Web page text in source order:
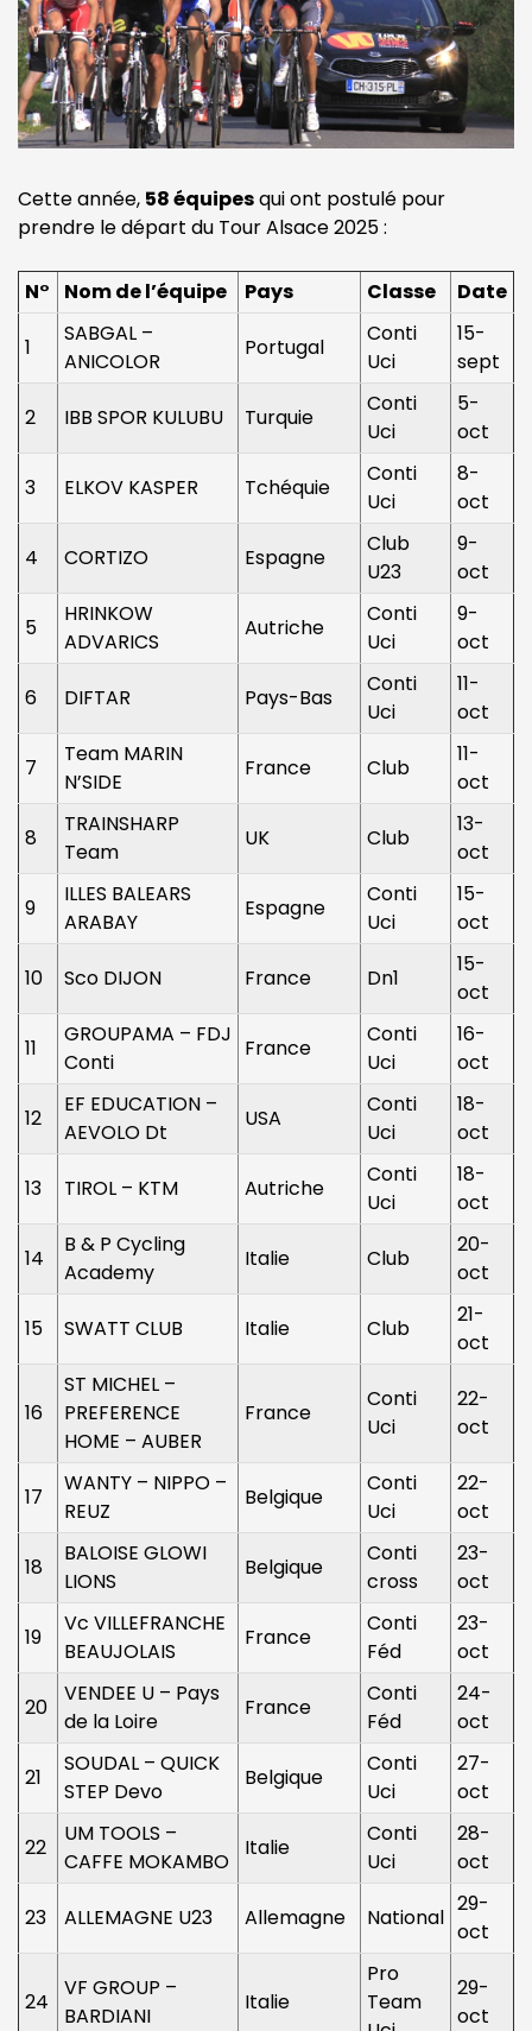
Cette année, 58 équipesqui ont postulé pour
prendre le départ du Tour Alsace 2025 :
N° Nom de l’équipe Pays Classe Date
1
SABGAL –
ANICOLOR
Portugal
Conti
Uci
15-
sept
2 IBB SPOR KULUBU Turquie
Conti
Uci
5-
oct
3 ELKOV KASPER Tchéquie
Conti
Uci
8-
oct
4 CORTIZO Espagne
Club
U23
9-
oct
5
HRINKOW
ADVARICS
Autriche
Conti
Uci
9-
oct
6 DIFTAR Pays-Bas
Conti
Uci
11-
oct
7
Team MARIN
N’SIDE
France Club
11-
oct
8
TRAINSHARP
Team
UK Club
13-
oct
9
ILLES BALEARS
ARABAY
Espagne
Conti
Uci
15-
oct
10 Sco DIJON France Dn1
15-
oct
11
GROUPAMA – FDJ
Conti
France
Conti
Uci
16-
oct
12
EF EDUCATION –
AEVOLO Dt
USA
Conti
Uci
18-
oct
13 TIROL – KTM Autriche
Conti
Uci
18-
oct
14
B & P Cycling
Academy
Italie Club
20-
oct
15 SWATT CLUB Italie Club
21-
oct
16
ST MICHEL –
PREFERENCE
HOME – AUBER
France
Conti
Uci
22-
oct
17
WANTY – NIPPO –
REUZ
Belgique
Conti
Uci
22-
oct
18
BALOISE GLOWI
LIONS
Belgique
Conti
cross
23-
oct
19
Vc VILLEFRANCHE
BEAUJOLAIS
France
Conti
Féd
23-
oct
20
VENDEE U – Pays
de la Loire
France
Conti
Féd
24-
oct
21
SOUDAL – QUICK
STEP Devo
Belgique
Conti
Uci
27-
oct
22
UM TOOLS –
CAFFE MOKAMBO
Italie
Conti
Uci
28-
oct
23 ALLEMAGNE U23 Allemagne National
29-
oct
24
VF GROUP –
BARDIANI
Italie
Pro
Team
29-
oct